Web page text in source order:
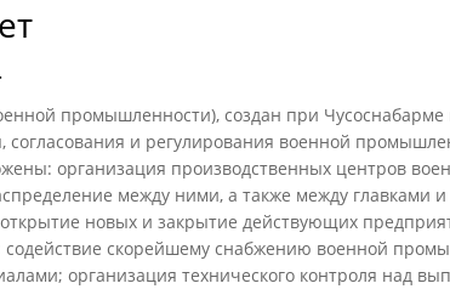
промышленности), создан при Чусоснабарме
согласования и регулирования военной
организация производственных центров
между ними, а также между главками
новых и закрытие действующих
скорейшему снабжению военной
организация технического контроля над